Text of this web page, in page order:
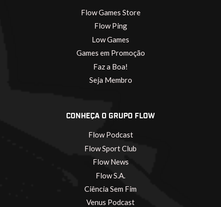
Flow Games Store
Flow Ping
Low Games
Games em Promoção
Faz a Boa!
Seja Membro
CONHEÇA O GRUPO FLOW
Flow Podcast
Flow Sport Club
Flow News
Flow S.A.
Ciência Sem Fim
Venus Podcast